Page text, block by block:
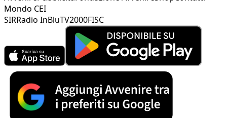
Mondo CEI
SIRRadio InBluTV2000FISC